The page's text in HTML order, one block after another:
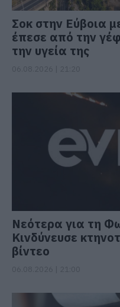
Σοκ στην Εύβοια
έπεσε από την
την υγεία της
Νεότερα για τη
Κινδύνευσε
βίντεο